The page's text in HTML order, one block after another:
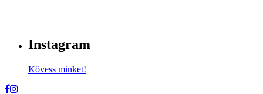
Instagram
Kövess minket!